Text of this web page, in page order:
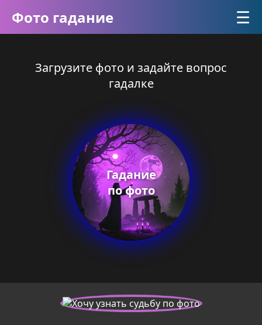
Фото гадание ☰
Загрузите фото и задайте вопрос
гадалке
Гадание
по фото